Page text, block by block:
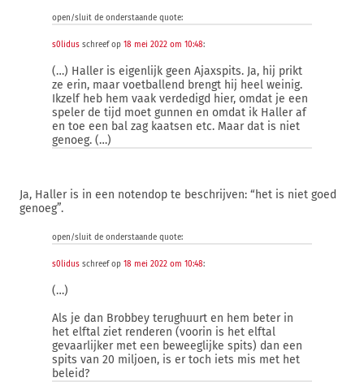
open/sluit de onderstaande quote:
s0lidus schreef op 18 mei 2022 om 10:48:
(…) Haller is eigenlijk geen Ajaxspits. Ja, hij prikt
ze erin, maar voetballend brengt hij heel weinig.
Ikzelf heb hem vaak verdedigd hier, omdat je een
speler de tijd moet gunnen en omdat ik Haller af
en toe een bal zag kaatsen etc. Maar dat is niet
genoeg. (…)
Ja, Haller is in een notendop te beschrijven: “het is niet goed
genoeg”.
open/sluit de onderstaande quote:
s0lidus schreef op 18 mei 2022 om 10:48:
(…)
Als je dan Brobbey terughuurt en hem beter in
het elftal ziet renderen (voorin is het elftal
gevaarlijker met een beweeglijke spits) dan een
spits van 20 miljoen, is er toch iets mis met het
beleid?